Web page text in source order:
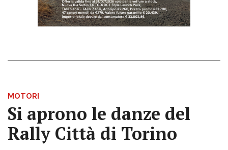
MOTORI
Si aprono le danze del
Rally Città di Torino